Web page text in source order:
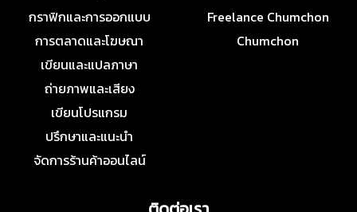
กราฟิกและการออกแบบ
การตลาดและโฆษณา
เขียนและแปลภาษา
ถ่ายภาพและเสียง
เขียนโปรแกรม
ปรึกษาและแนะนำ
จัดการร้านค้าออนไลน์
Freelance Chumchon
Chumchon